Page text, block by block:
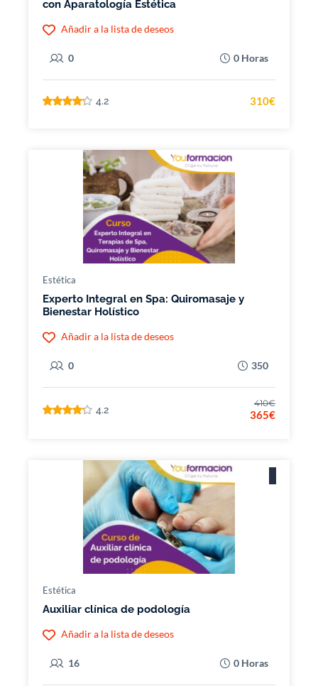
con Aparatología Estética
Añadir a la lista de deseos
0 0 Horas
4.2 310€
Estética
Experto Integral en Spa: Quiromasaje y
Bienestar Holístico
Añadir a la lista de deseos
0 350
4.2
410€
365€
Estética
Auxiliar clínica de podología
Añadir a la lista de deseos
16 0 Horas